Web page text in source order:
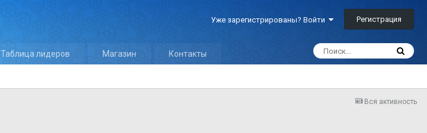
Уже зарегистрированы? Войти Регистрация
Таблица лидеров Магазин Контакты
Вся активность